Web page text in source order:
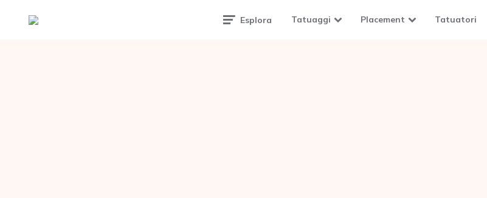
Tattoomuse.it Esplora Tatuaggi Placement Tatuatori